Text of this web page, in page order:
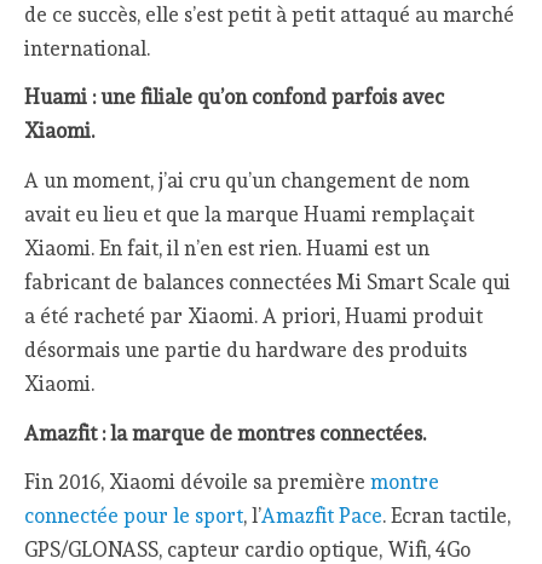
de ce succès, elle s’est petit à petit attaqué au marché
international.
Huami : une filiale qu’on confond parfois avec
Xiaomi.
A un moment, j’ai cru qu’un changement de nom
avait eu lieu et que la marque Huami remplaçait
Xiaomi. En fait, il n’en est rien. Huami est un
fabricant de balances connectées Mi Smart Scale qui
a été racheté par Xiaomi. A priori, Huami produit
désormais une partie du hardware des produits
Xiaomi.
Amazfit : la marque de montres connectées.
Fin 2016, Xiaomi dévoile sa premièremontre
connectée pour le sport, l’Amazfit Pace. Ecran tactile,
GPS/GLONASS, capteur cardio optique, Wifi, 4Go